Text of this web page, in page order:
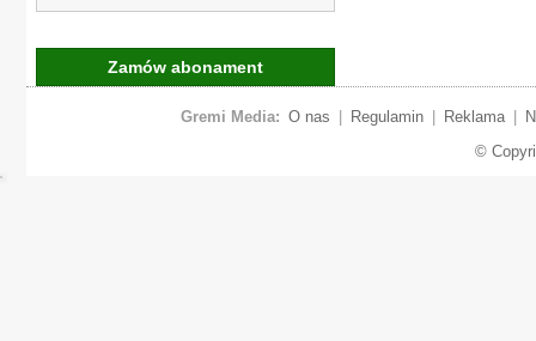
Zamów abonament
Gremi Media: O nas Regulamin Reklama
©